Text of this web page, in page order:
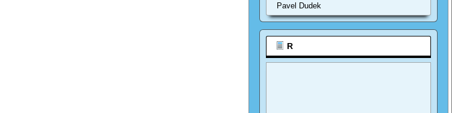
Pavel Dudek
R